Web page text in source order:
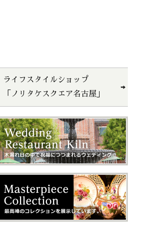
ライフスタイルショップ
「ノリタケスクエア名古屋」